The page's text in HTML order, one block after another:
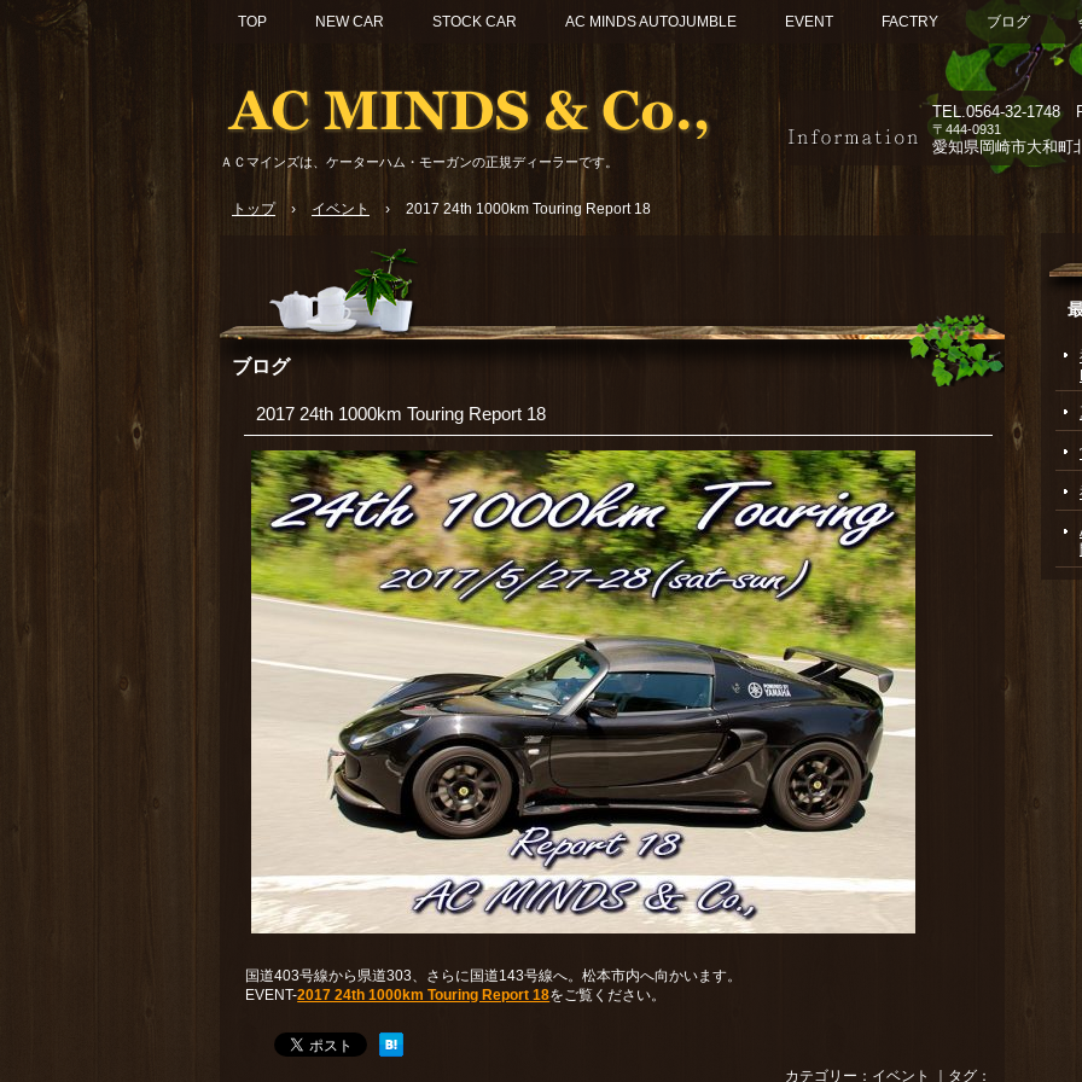
ＡＣマインズは、ケーターハム・モーガンの正規ディーラーです。
TEL.0564-32-1748
〒444-0931
愛知県岡崎市大和町
TOP NEW CAR STOCK CAR AC MINDS AUTOJUMBLE EVENT FACTRY ブログ
トップ › イベント › 2017 24th 1000km Touring Report 18
ブログ
2017 24th 1000km Touring Report 18
国道403号線から県道303、さらに国道143号線へ。松本市内へ向かいます。
EVENT-2017 24th 1000km Touring Report 18をご覧ください。
カテゴリー： イベント ｜タグ：